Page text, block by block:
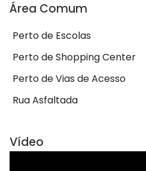
Área Comum
Perto de Escolas
Perto de Shopping Center
Perto de Vias de Acesso
Rua Asfaltada
Vídeo